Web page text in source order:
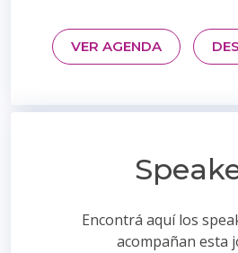
VER AGENDA
Encontrá aquí los
acompañan esta